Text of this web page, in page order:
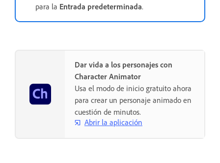
para la Entrada predeterminada.
Dar vida a los personajes con
Character Animator
Usa el modo de inicio gratuito ahora
para crear un personaje animado en
cuestión de minutos.
Abrir la aplicación